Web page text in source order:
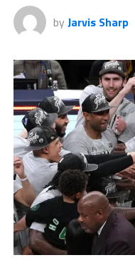
by Jarvis Sharp